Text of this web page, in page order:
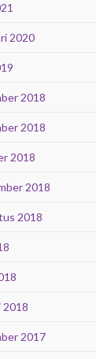
2020
2018
2018
2018
2018
2018
2018
2017